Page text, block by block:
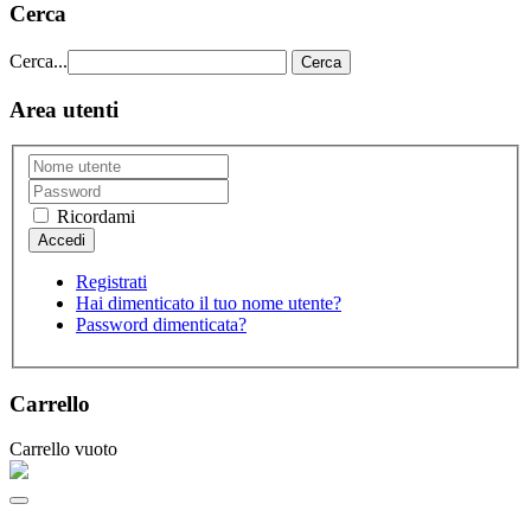
Cerca
Cerca... Cerca
Area utenti
Ricordami
Registrati
Hai dimenticato il tuo nome utente?
Password dimenticata?
Carrello
Carrello vuoto